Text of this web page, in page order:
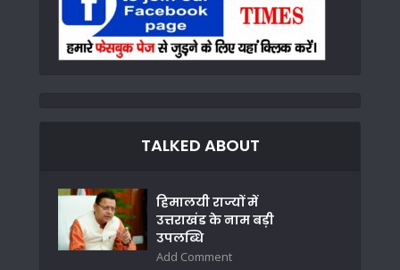
TALKED ABOUT
हिमालयी राज्यों में
उत्तराखंड के नाम बड़ी
उपलब्धि
Add Comment